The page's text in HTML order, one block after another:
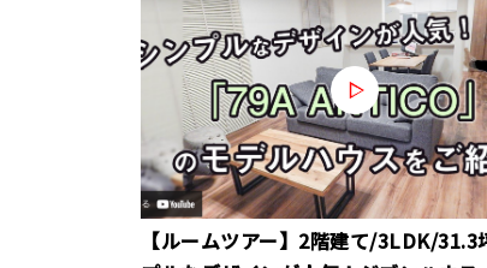
【ルームツアー】2階建て/3LDK/